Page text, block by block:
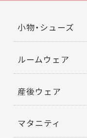
小物・シューズ
ルームウェア
産後ウェア
マタニティ